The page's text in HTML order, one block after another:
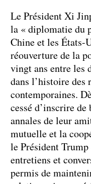
Le Président Xi
la « diplomatie du
Chine et les États-
réouverture de la
vingt ans entre les
dans l’histoire
contemporaines.
cessé d’inscrire
annales de leur
mutuelle et la
le Président
entretiens et
permis de